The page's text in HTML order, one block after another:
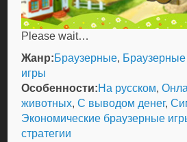
Please wait…
Жанр:Браузерные, Браузерные
игры
Особенности:На русском,
животных,С выводом денег,
Экономические браузерные
стратегии